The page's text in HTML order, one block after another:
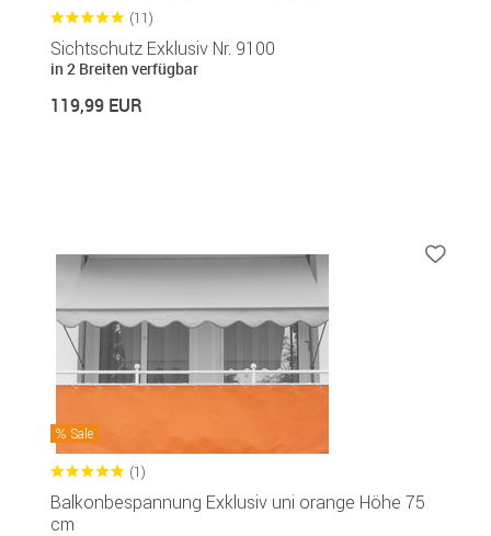
(11)
Sichtschutz Exklusiv Nr. 9100
in 2 Breiten verfügbar
119,99 EUR
Sale
(1)
Balkonbespannung Exklusiv uni orange Höhe 75
cm